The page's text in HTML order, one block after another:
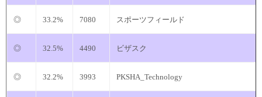
◎ 33.2% 7080 スポーツフィールド
◎ 32.5% 4490 ビザスク
◎ 32.2% 3993 PKSHA_Technology